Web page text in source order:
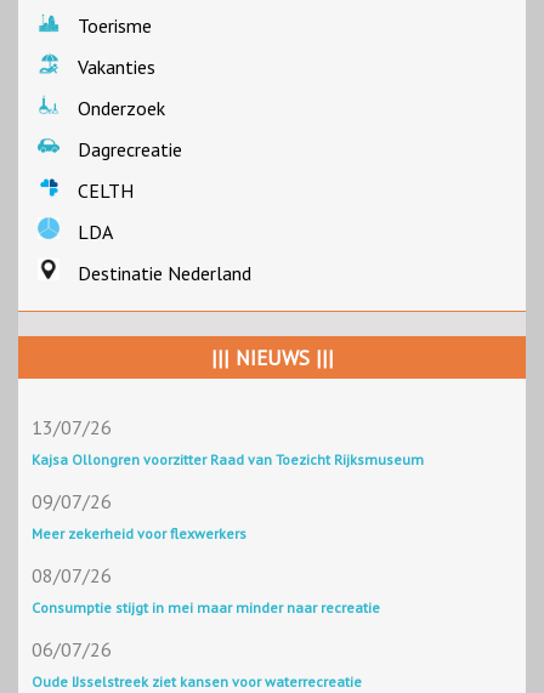
Toerisme
Vakanties
Onderzoek
Dagrecreatie
CELTH
LDA
Destinatie Nederland
||| NIEUWS |||
13/07/26
Kajsa Ollongren voorzitter Raad van Toezicht Rijksmuseum
09/07/26
Meer zekerheid voor flexwerkers
08/07/26
Consumptie stijgt in mei maar minder naar recreatie
06/07/26
Oude IJsselstreek ziet kansen voor waterrecreatie